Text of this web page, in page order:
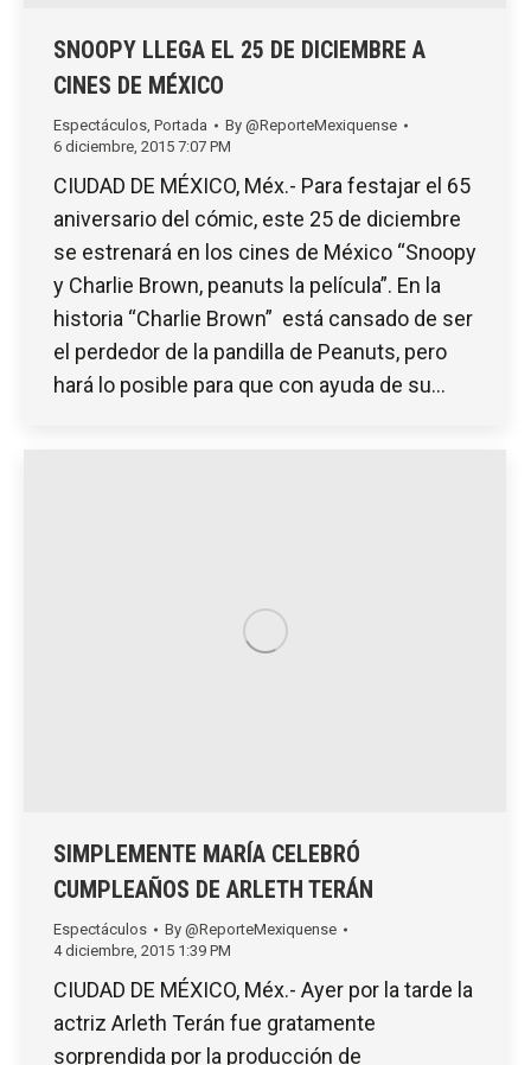
SNOOPY LLEGA EL 25 DE DICIEMBRE A
CINES DE MÉXICO
Espectáculos, Portada By @ReporteMexiquense
6 diciembre, 2015 7:07 PM
CIUDAD DE MÉXICO, Méx.- Para festajar el 65
aniversario del cómic, este 25 de diciembre
se estrenará en los cines de México “Snoopy
y Charlie Brown, peanuts la película”. En la
historia “Charlie Brown” está cansado de ser
el perdedor de la pandilla de Peanuts, pero
hará lo posible para que con ayuda de su…
SIMPLEMENTE MARÍA CELEBRÓ
CUMPLEAÑOS DE ARLETH TERÁN
Espectáculos By @ReporteMexiquense
4 diciembre, 2015 1:39 PM
CIUDAD DE MÉXICO, Méx.- Ayer por la tarde la
actriz Arleth Terán fue gratamente
sorprendida por la producción de